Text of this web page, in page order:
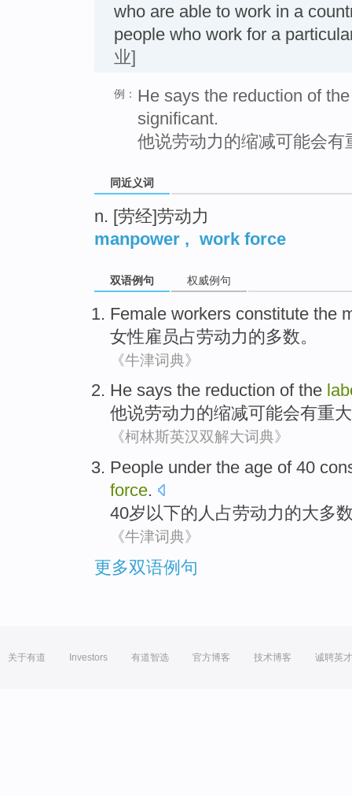
who are able to work in a
people who work for a
业]
例： He says the reduction of
significant.
他说劳动力的缩减可能会有
同近义词
n. [劳经]劳动力
manpower , work force
双语例句 权威例句
Female workers constitute the
女性雇员占劳动力的多数。
《牛津词典》
He says the reduction ofthe
他说劳动力的缩减可能会有重
《柯林斯英汉双解大词典》
People under the age of 40
force.
40岁以下的 人占劳动力的大多
《牛津词典》
更多双语例句
关于有道 Investors 有道智选 官方博客 技术博客 诚聘英才